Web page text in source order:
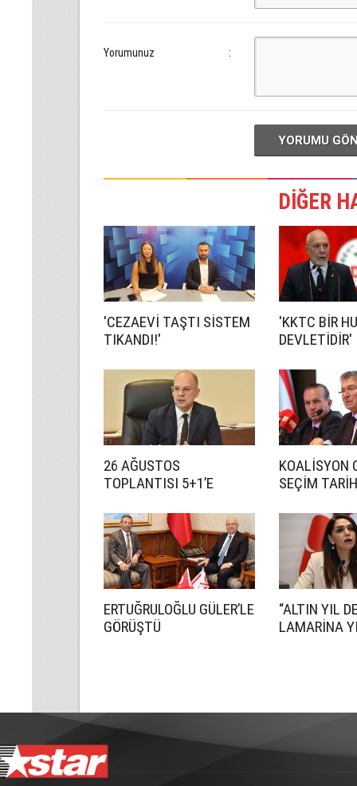
Yorumunuz :
YORUMU
DİĞER
'CEZAEVİ TAŞTI SİSTEM
TIKANDI!'
'KKTC BİR
DEVLETİDİR'
26 AĞUSTOS
TOPLANTISI 5+1’E
KOALİSYON
SEÇİM
ERTUĞRULOĞLU GÜLER’LE
GÖRÜŞTÜ
“ALTIN YIL
LAMARİNA